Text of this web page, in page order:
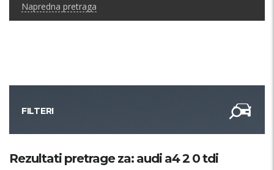
Napredna pretraga
FILTERI
Kategorija
Rezultati pretrage za: audi a4 2 0 tdi